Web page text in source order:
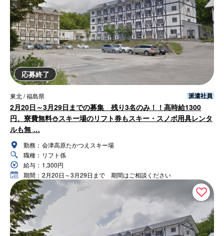
応募終了
東北 / 福島県 派遣社員
2月20日～3月29日までの募集 残り3名のみ！！高時給1300
円、寮費無料⛄スキー場のリフト券もスキー・スノボ用具レンタ
ルも無 …
勤務： 会津高原たかつえスキー場
職種： リフト係
給与： 1,300円
期間： 2月20日～3月29日まで 期間はご相談ください